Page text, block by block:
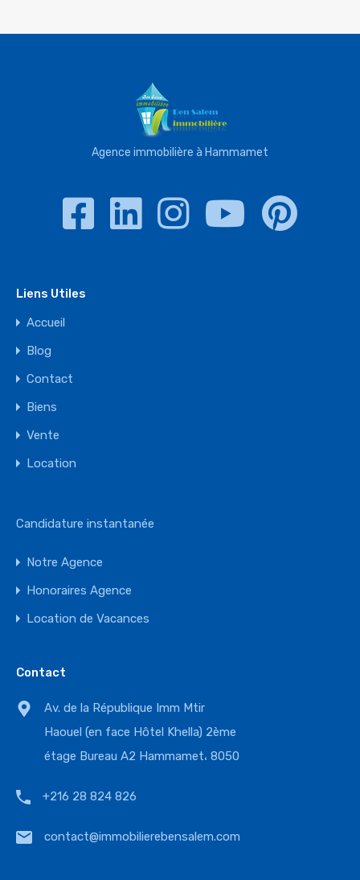
Agence immobilière à Hammamet
Liens Utiles
Accueil
Blog
Contact
Biens
Vente
Location
Candidature instantanée
Notre Agence
Honoraires Agence
Location de Vacances
Contact
Av. de la République Imm Mtir
Haouel (en face Hôtel Khella) 2ème
étage Bureau A2 Hammamet، 8050
+216 28 824 826
contact@immobilierebensalem.com